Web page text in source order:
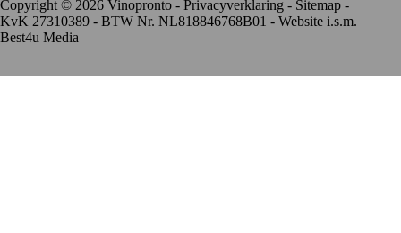
Copyright © 2026 Vinopronto - Privacyverklaring - Sitemap -
KvK 27310389 - BTW Nr. NL818846768B01 - Website i.s.m.
Best4u Media